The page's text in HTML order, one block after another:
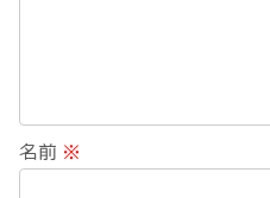
名前 ※